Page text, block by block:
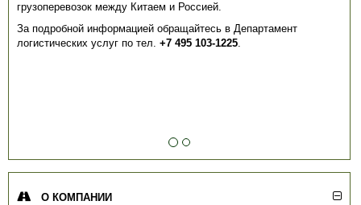
грузоперевозок между Китаем и Россией.
За подробной информацией обращайтесь в Департамент
логистических услуг по тел. +7 495 103-1225.
О КОМПАНИИ